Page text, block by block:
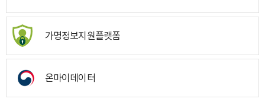
가명정보지원플랫폼
온마이데이터